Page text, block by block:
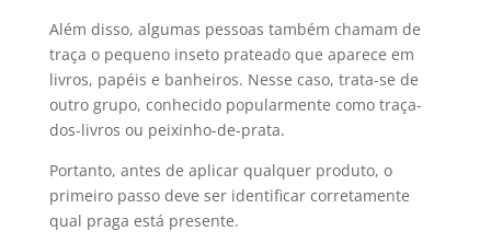
Além disso, algumas pessoas também chamam de
traça o pequeno inseto prateado que aparece em
livros, papéis e banheiros. Nesse caso, trata-se de
outro grupo, conhecido popularmente como traça-
dos-livros ou peixinho-de-prata.
Portanto, antes de aplicar qualquer produto, o
primeiro passo deve ser identificar corretamente
qual praga está presente.